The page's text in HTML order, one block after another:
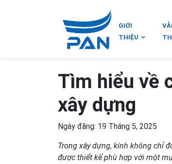
GIỚI
THIỆU
Tìm hiểu về
xây dựng
Ngày đăng: 19 Tháng 5, 2025
Trong xây dựng, kính không chỉ
được thiết kế phù hợp với một